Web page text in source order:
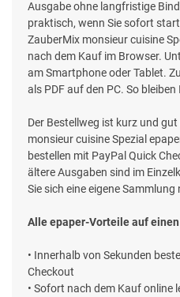
Ausgabe ohne langfristige
praktisch, wenn Sie sofort
ZauberMix monsieur cuisine
nach dem Kauf im Browser.
am Smartphone oder Tablet.
als PDF auf den PC. So
Der Bestellweg ist kurz und
monsieur cuisine Spezial
bestellen mit PayPal Quick
ältere Ausgaben sind im
Sie sich eine eigene
Alle epaper-Vorteile auf
• Innerhalb von Sekunden
Checkout
• Sofort nach dem Kauf online